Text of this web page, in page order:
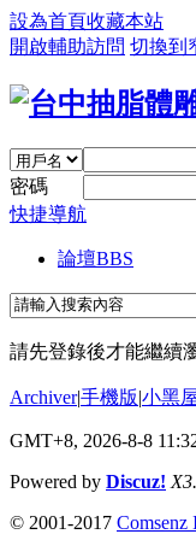
設為首頁收藏本站
開啟輔助訪問 切換到
密碼
快捷導航
論壇BBS
請先登錄後才能繼續
Archiver|手機版|小黑
GMT+8, 2026-8-8
Powered by Discuz!
© 2001-2017 Comsenz